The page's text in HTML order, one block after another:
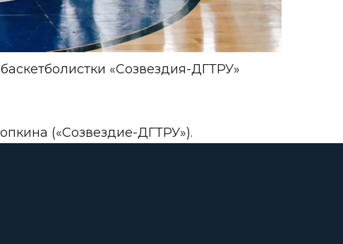
«Созвездия-ДГТРУ»
(«Созвездие-ДГТРУ»).